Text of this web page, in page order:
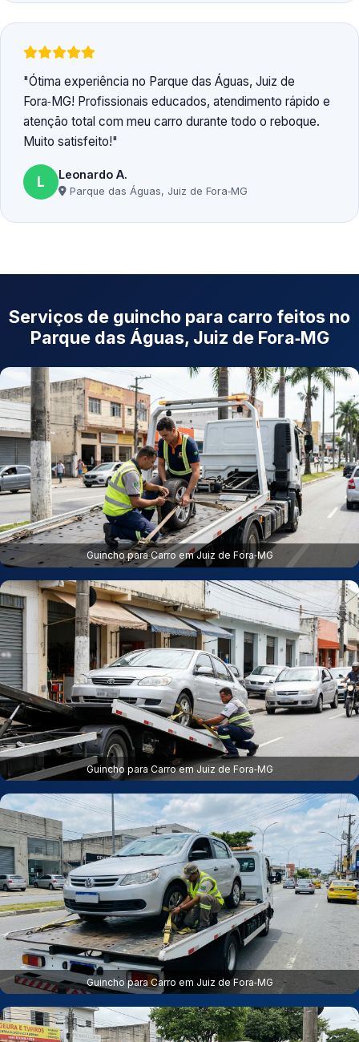
Ótima experiência no Parque das Águas, Juiz de
Fora‑MG! Profissionais educados, atendimento rápido e
atenção total com meu carro durante todo o reboque.
Muito satisfeito!
L Leonardo A.
Parque das Águas, Juiz de Fora‑MG
Serviços de guincho para carro feitos no
Parque das Águas, Juiz de Fora‑MG
Guincho para Carro em Juiz de Fora‑MG
Guincho para Carro em Juiz de Fora‑MG
Guincho para Carro em Juiz de Fora‑MG